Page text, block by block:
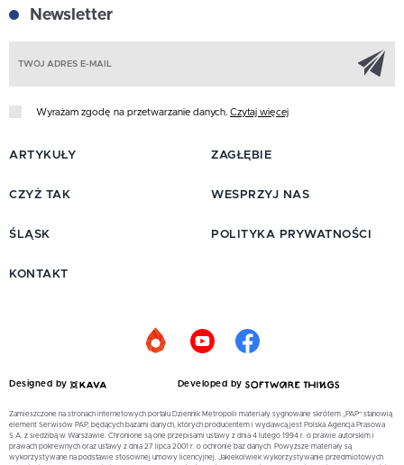
Newsletter
Wyrażam zgodę na przetwarzanie danych. Czytaj więcej
ARTYKUŁY
CZYŻ TAK
ŚLĄSK
ZAGŁĘBIE
WESPRZYJ NAS
POLITYKA PRYWATNOŚCI
KONTAKT
Designed by Developed by
Zamieszczone na stronach internetowych portalu Dziennik Metropolii materiały sygnowane skrótem „PAP” stanowią
element Serwisów PAP, będących bazami danych, których producentem i wydawcą jest Polska Agencja Prasowa
S.A. z siedzibą w Warszawie. Chronione są one przepisami ustawy z dnia 4 lutego 1994 r. o prawie autorskim i
prawach pokrewnych oraz ustawy z dnia 27 lipca 2001 r. o ochronie baz danych. Powyższe materiały są
wykorzystywane na podstawie stosownej umowy licencyjnej. Jakiekolwiek wykorzystywanie przedmiotowych